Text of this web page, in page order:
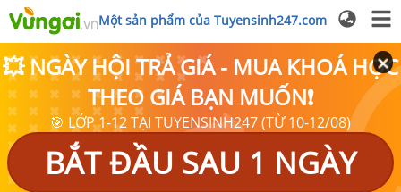
Một sản phẩm của Tuyensinh247.com
💥 NGÀY HỘI TRẢ GIÁ - MUA KHOÁ HỌC
THEO GIÁ BẠN MUỐN❗
🎯 LỚP 1-12 TẠI TUYENSINH247 (TỪ 10-12/08)
BẮT ĐẦU SAU 1 NGÀY